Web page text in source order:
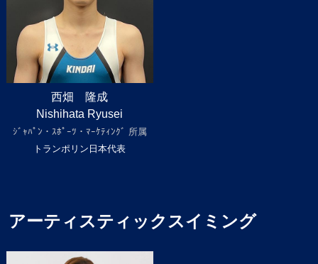
西畑 隆成
Nishihata Ryusei
ｼﾞｬﾊﾟﾝ・ｽﾎﾟｰﾂ・ﾏｰｹﾃｨﾝｸﾞ 所属
トランポリン日本代表
アーティスティックスイミング